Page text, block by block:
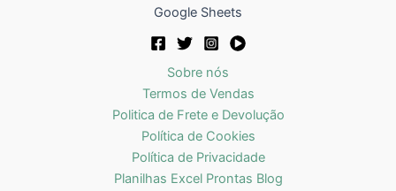
Google Sheets
Sobre nós
Termos de Vendas
Politica de Frete e Devolução
Política de Cookies
Política de Privacidade
Planilhas Excel Prontas Blog